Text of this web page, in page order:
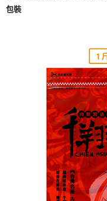
包裝